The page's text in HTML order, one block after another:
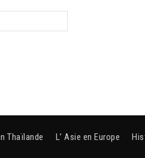
Thaïlande L’ Asie en Europe